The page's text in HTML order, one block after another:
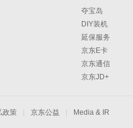
夺宝岛
DIY装机
延保服务
京东E卡
京东通信
京东JD+
政策 京东公益 Media & IR